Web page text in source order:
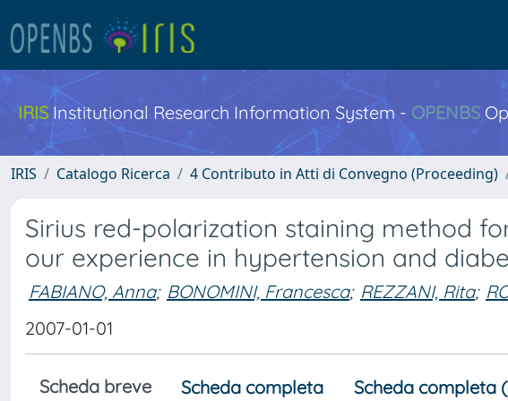
IRIS Institutional Research Information System - OPENBS
IRIS Catalogo Ricerca 4 Contributo in Atti di Convegno (Proceeding)
Sirius red-polarization staining method
our experience in hypertension and
FABIANO, Anna; BONOMINI, Francesca; REZZANI, Rita;
2007-01-01
Scheda breve Scheda completa Scheda completa